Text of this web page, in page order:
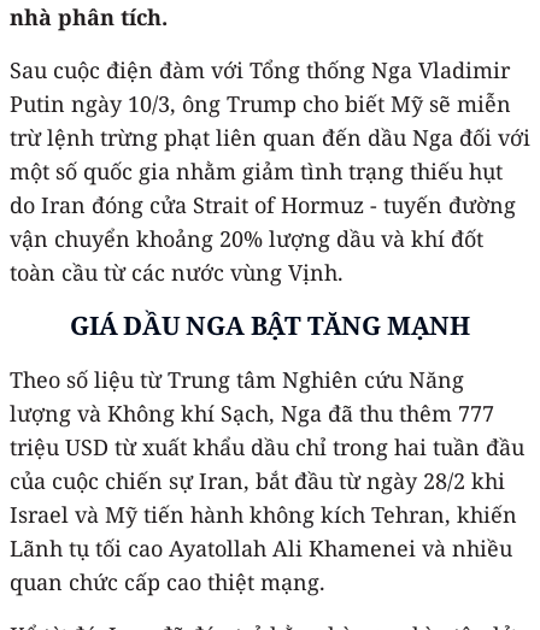
nhà phân tích.
Sau cuộc điện đàm với Tổng thống Nga Vladimir
Putin ngày 10/3, ông Trump cho biết Mỹ sẽ miễn
trừ lệnh trừng phạt liên quan đến dầu Nga đối với
một số quốc gia nhằm giảm tình trạng thiếu hụt
do Iran đóng cửa Strait of Hormuz - tuyến đường
vận chuyển khoảng 20% lượng dầu và khí đốt
toàn cầu từ các nước vùng Vịnh.
GIÁ DẦU NGA BẬT TĂNG MẠNH
Theo số liệu từ Trung tâm Nghiên cứu Năng
lượng và Không khí Sạch, Nga đã thu thêm 777
triệu USD từ xuất khẩu dầu chỉ trong hai tuần đầu
của cuộc chiến sự Iran, bắt đầu từ ngày 28/2 khi
Israel và Mỹ tiến hành không kích Tehran, khiến
Lãnh tụ tối cao Ayatollah Ali Khamenei và nhiều
quan chức cấp cao thiệt mạng.